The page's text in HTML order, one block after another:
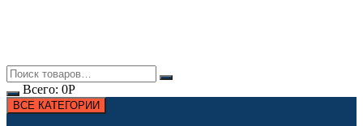
Всего: 0Р
ВСЕ КАТЕГОРИИ